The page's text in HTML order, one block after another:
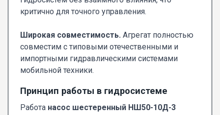
критично для точного управления.
Широкая совместимость. Агрегат полностью
совместим с типовыми отечественными и
импортными гидравлическими системами
мобильной техники.
Принцип работы в гидросистеме
Работа насос шестеренный НШ50-10Д-3